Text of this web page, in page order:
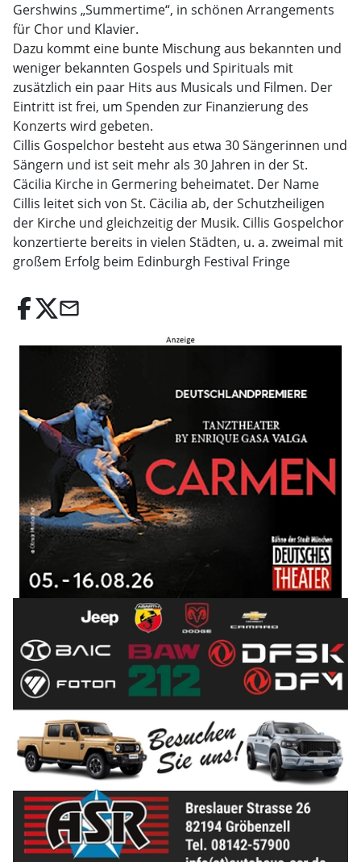
Gershwins „Summertime“, in schönen Arrangements
für Chor und Klavier.
Dazu kommt eine bunte Mischung aus bekannten und
weniger bekannten Gospels und Spirituals mit
zusätzlich ein paar Hits aus Musicals und Filmen. Der
Eintritt ist frei, um Spenden zur Finanzierung des
Konzerts wird gebeten.
Cillis Gospelchor besteht aus etwa 30 Sängerinnen und
Sängern und ist seit mehr als 30 Jahren in der St.
Cäcilia Kirche in Germering beheimatet. Der Name
Cillis leitet sich von St. Cäcilia ab, der Schutzheiligen
der Kirche und gleichzeitig der Musik. Cillis Gospelchor
konzertierte bereits in vielen Städten, u. a. zweimal mit
großem Erfolg beim Edinburgh Festival Fringe
email